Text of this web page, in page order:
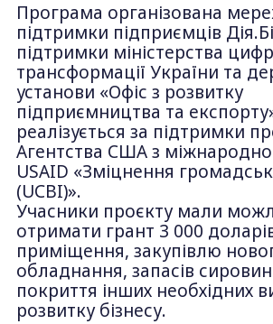
Програма організована
підтримки підприємців
підтримки міністерства
трансформації України та
установи «Офіс з розвитку
підприємництва та
реалізується за підтримки
Агентства США з
USAID «Зміцнення
(UCBI)».
Учасники проєкту мали
отримати грант 3 000
приміщення, закупівлю
обладнання, запасів
покриття інших необхідних
розвитку бізнесу.